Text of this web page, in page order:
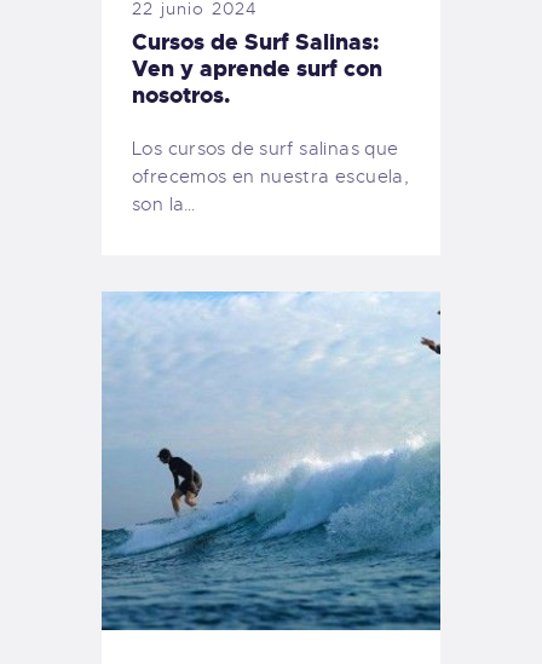
22 junio 2024
Cursos de Surf Salinas:
Ven y aprende surf con
nosotros.
Los cursos de surf salinas que
ofrecemos en nuestra escuela,
son la…